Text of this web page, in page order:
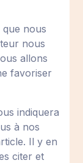
nous
nous
allons
favoriser
indiquera
à nos
Il y en
citer et